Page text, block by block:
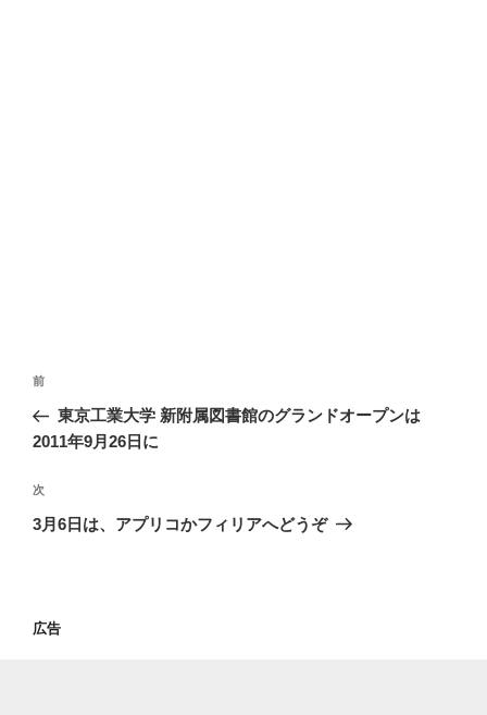
投
ナ
ゲ
ー
過
去
の
稿
前
東京工業大学 新附属図書館のグランドオープンは
2011年9月26日に
次
の
次
3月6日は、アプリコかフィリアへどうぞ
広告